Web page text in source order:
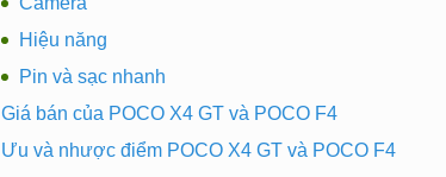
Hiệu năng
Pin và sạc nhanh
Giá bán của POCO X4 GT và POCO F4
Ưu và nhược điểm POCO X4 GT và POCO F4